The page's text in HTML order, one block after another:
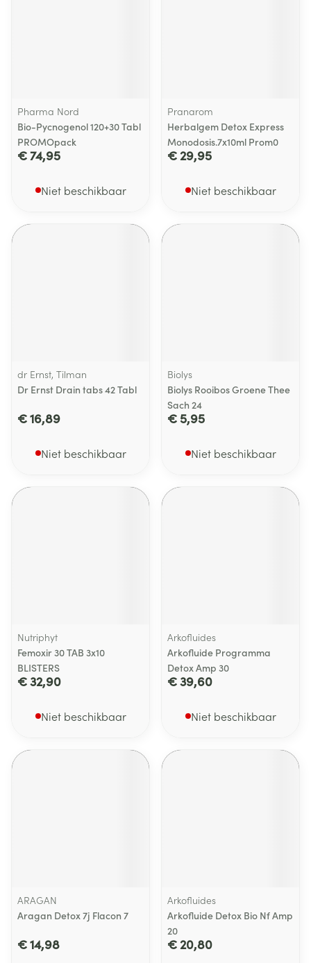
Pharma Nord
Bio-Pycnogenol 120+30 Tabl
PROMOpack
€ 74,95
Niet beschikbaar
Pranarom
Herbalgem Detox Express
Monodosis.7x10ml Prom0
€ 29,95
Niet beschikbaar
dr Ernst, Tilman
Dr Ernst Drain tabs 42 Tabl
€ 16,89
Niet beschikbaar
Biolys
Biolys Rooibos Groene Thee
Sach 24
€ 5,95
Niet beschikbaar
Nutriphyt
Femoxir 30 TAB 3x10
BLISTERS
€ 32,90
Niet beschikbaar
Arkofluides
Arkofluide Programma
Detox Amp 30
€ 39,60
Niet beschikbaar
ARAGAN
Aragan Detox 7j Flacon 7
€ 14,98
Arkofluides
Arkofluide Detox Bio Nf Amp
20
€ 20,80